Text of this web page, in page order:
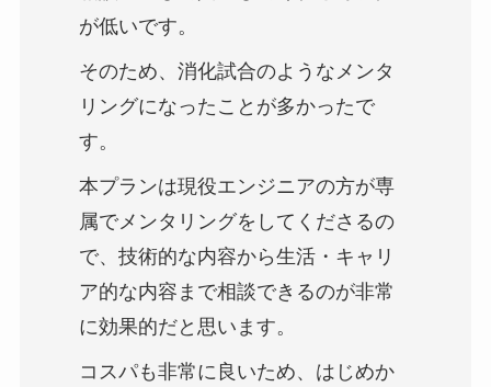
が低いです。
そのため、消化試合のようなメンタ
リングになったことが多かったで
す。
本プランは現役エンジニアの方が専
属でメンタリングをしてくださるの
で、技術的な内容から生活・キャリ
ア的な内容まで相談できるのが非常
に効果的だと思います。
コスパも非常に良いため、はじめか